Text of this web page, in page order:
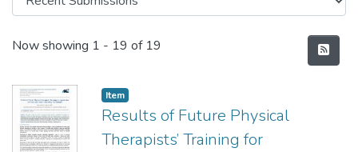
Recent Submissions
Now showing 1 - 19 of 19
Item
Results of Future Physical
Therapists’ Training for